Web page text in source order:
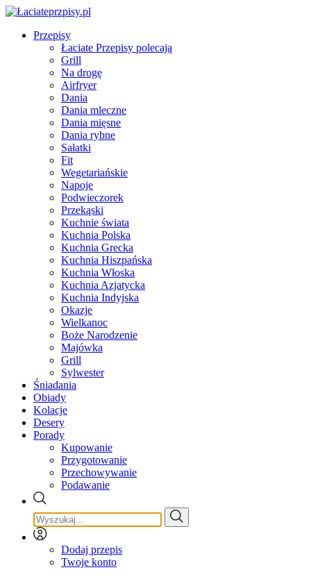
Przepisy
Łaciate Przepisy polecają
Grill
Na drogę
Airfryer
Dania
Dania mleczne
Dania mięsne
Dania rybne
Sałatki
Fit
Wegetariańskie
Napoje
Podwieczorek
Przekąski
Kuchnie świata
Kuchnia Polska
Kuchnia Grecka
Kuchnia Hiszpańska
Kuchnia Włoska
Kuchnia Azjatycka
Kuchnia Indyjska
Okazje
Wielkanoc
Boże Narodzenie
Majówka
Grill
Sylwester
Śniadania
Obiady
Kolacje
Desery
Porady
Kupowanie
Przygotowanie
Przechowywanie
Podawanie
Dodaj przepis
Twoje konto